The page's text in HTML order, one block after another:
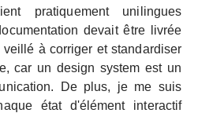
pratiquement unilingues
devait être livrée
à corriger et standardiser
car un design system est un
De plus, je me suis
état d'élément interactif